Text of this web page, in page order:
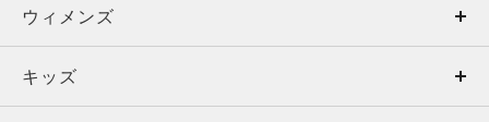
ウィメンズ
キッズ
トップス
ボトムス
ウィメンズ
トップス
キッズ